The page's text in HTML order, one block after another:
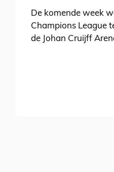
De komende week
Champions League
de Johan Cruijff